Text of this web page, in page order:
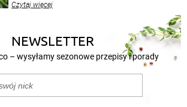
nasze propozycje!
Czytaj więcej
NEWSLETTER
– wysyłamy sezonowe przepisy i porady